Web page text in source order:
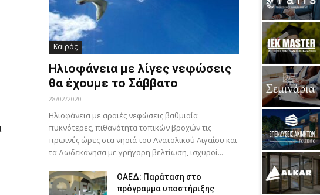
Καιρός
Ηλιοφάνεια με λίγες νεφώσεις
θα έχουμε το Σάββατο
28/02/2020
Ηλιοφάνεια με αραιές νεφώσεις βαθμιαία
πυκνότερες, πιθανότητα τοπικών βροχών τις
πρωινές ώρες στα νησιά του Ανατολικού Αιγαίου και
τα Δωδεκάνησα με γρήγορη βελτίωση, ισχυροί...
ΟΑΕΔ: Παράταση στο
πρόγραμμα υποστήριξης